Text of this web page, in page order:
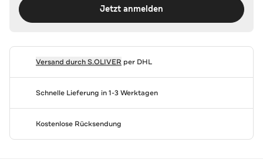
Jetzt anmelden
Versand durchS.OLIVER per DHL
Schnelle Lieferung in 1-3 Werktagen
Kostenlose Rücksendung